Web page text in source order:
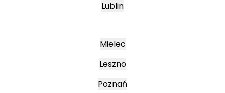
Lublin
Mielec
Leszno
Poznań